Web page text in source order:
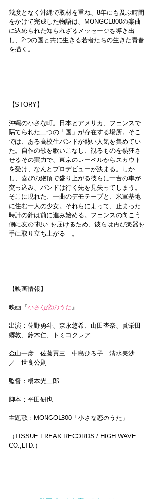
幾度となく沖縄で取材を重ね、8年にも及ぶ時間
をかけて完成した物語は、MONGOL800の楽曲
に込められた知られざるメッセージを導き出
し、2つの国と共に生きる若者たちの生きた青春
を描く。
【STORY】
沖縄の小さな町。日本とアメリカ、フェンスで
隔てられた二つの「国」が存在する場所。そこ
では、ある高校生バンドが熱い人気を集めてい
た。自作の歌を歌いこなし、観るものを熱狂さ
せるその実力で、東京のレーベルからスカウト
を受け、なんとプロデビューが決まる。しか
し、喜びの絶頂で盛り上がる彼らに一台の車が
突っ込み、バンドは行く先を見失ってしまう。
そこに現れた、一曲のデモテープと、米軍基地
に住む一人の少女。それらによって、止まった
時計の針は前に進み始める。フェンスの向こう
側に友の“想い”を届けるため、彼らは再び楽器を
手に取り立ち上がる―。
【映画情報】
映画『小さな恋のうた』
出演：佐野勇斗、森永悠希、山田杏奈、眞栄田
郷敦、鈴木仁、トミコクレア
金山一彦　佐藤貢三　中島ひろ子　清水美沙
／　世良公則
監督：橋本光二郎
脚本：平田研也
主題歌：MONGOL800「小さな恋のうた」
（TISSUE FREAK RECORDS / HIGH WAVE
CO.,LTD.）